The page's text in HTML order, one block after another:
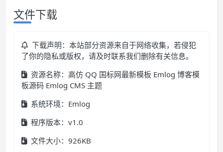
文件下载
下载声明：本站部分资源来自于网络收集，若侵犯
了你的隐私或版权，请及时联系我们删除有关信息。
资源名称：高仿 QQ 国标网最新模板 Emlog 博客模
板源码 Emlog CMS 主题
系统环境：Emlog
程序版本：v1.0
文件大小：926KB